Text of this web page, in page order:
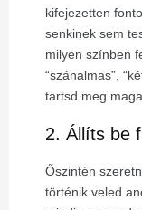
kifejezetten
senkinek sem
milyen színben
“szánalmas”,
tartsd meg
2. Állíts be
Őszintén
történik veled